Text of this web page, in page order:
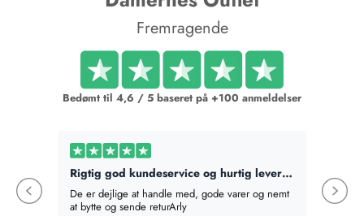
Fremragende
Bedømt til 4,6 / 5 baseret på +100 anmeldelser
Rigtig god kundeservice og hurtig levering
De er dejlige at handle med, gode varer og nemt
at bytte og sende returArly
det